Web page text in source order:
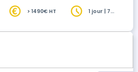
> 1490€ HT
1 jour | 7